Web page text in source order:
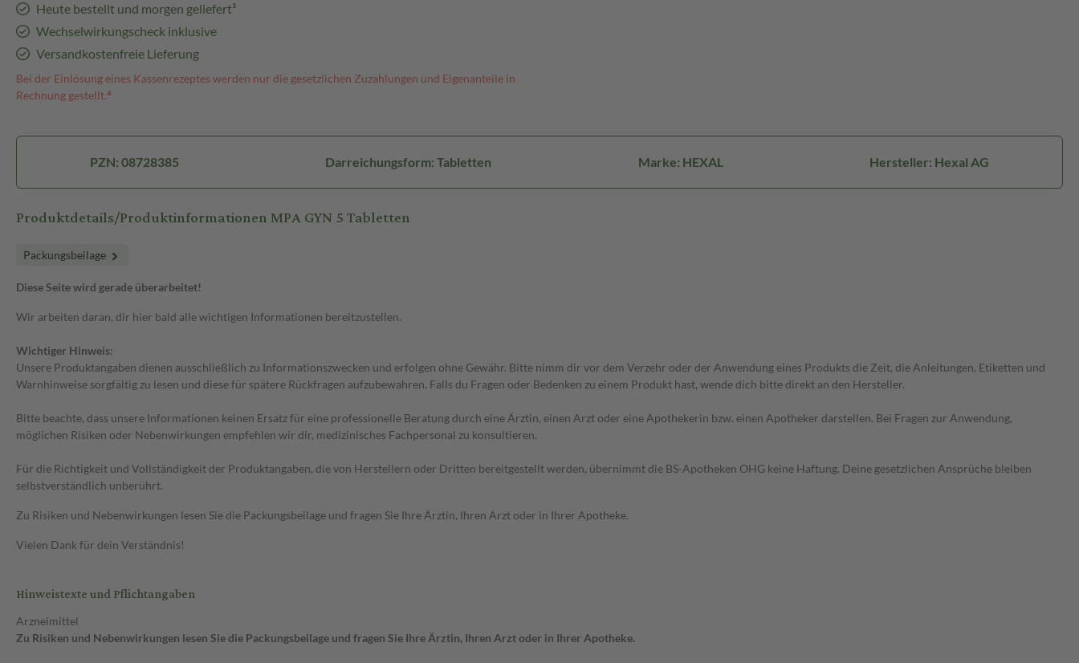
Heute bestellt und morgen geliefert³
Wechselwirkungscheck inklusive
Versandkostenfreie Lieferung
Bei der Einlösung eines Kassenrezeptes werden nur die gesetzlichen Zuzahlungen und Eigenanteile in
Rechnung gestellt.⁴
PZN: 08728385 Darreichungsform: Tabletten Marke: HEXAL Hersteller: Hexal AG
Produktdetails/Produktinformationen MPA GYN 5 Tabletten
Packungsbeilage
Diese Seite wird gerade überarbeitet!
Wir arbeiten daran, dir hier bald alle wichtigen Informationen bereitzustellen.
Wichtiger Hinweis:
Unsere Produktangaben dienen ausschließlich zu Informationszwecken und erfolgen ohne Gewähr. Bitte nimm dir vor dem Verzehr oder der Anwendung eines Produkts die Zeit, die Anleitungen, Etiketten und
Warnhinweise sorgfältig zu lesen und diese für spätere Rückfragen aufzubewahren. Falls du Fragen oder Bedenken zu einem Produkt hast, wende dich bitte direkt an den Hersteller.
Bitte beachte, dass unsere Informationen keinen Ersatz für eine professionelle Beratung durch eine Ärztin, einen Arzt oder eine Apothekerin bzw. einen Apotheker darstellen. Bei Fragen zur Anwendung,
möglichen Risiken oder Nebenwirkungen empfehlen wir dir, medizinisches Fachpersonal zu konsultieren.
Für die Richtigkeit und Vollständigkeit der Produktangaben, die von Herstellern oder Dritten bereitgestellt werden, übernimmt die BS-Apotheken OHG keine Haftung. Deine gesetzlichen Ansprüche bleiben
selbstverständlich unberührt.
Zu Risiken und Nebenwirkungen lesen Sie die Packungsbeilage und fragen Sie Ihre Ärztin, Ihren Arzt oder in Ihrer Apotheke.
Vielen Dank für dein Verständnis!
Hinweistexte und Pflichtangaben
Arzneimittel
Zu Risiken und Nebenwirkungen lesen Sie die Packungsbeilage und fragen Sie Ihre Ärztin, Ihren Arzt oder in Ihrer Apotheke.